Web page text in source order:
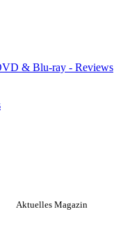
& Blu-ray - Reviews
Aktuelles Magazin